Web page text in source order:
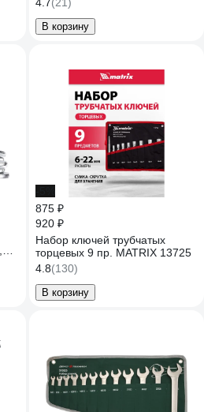
В корзину
875 ₽
920 ₽
Набор ключей трубчатых
торцевых 9 пр. MATRIX 13725
4.8(130)
В корзину